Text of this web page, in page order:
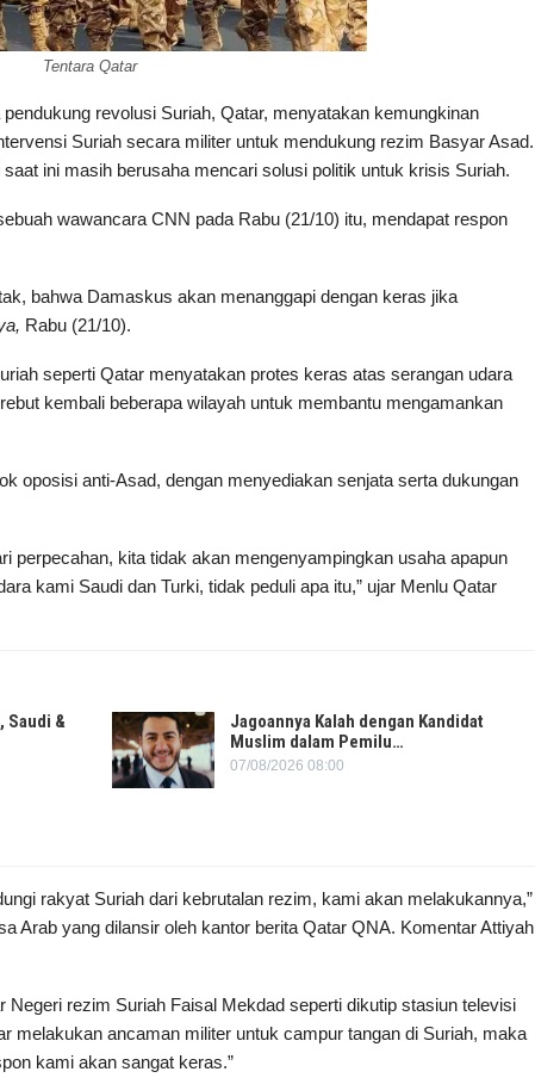
Tentara Qatar
pendukung revolusi Suriah, Qatar, menyatakan kemungkinan
Suriah secara militer untuk mendukung rezim Basyar Asad.
ini masih berusaha mencari solusi politik untuk krisis Suriah.
wawancara CNN pada Rabu (21/10) itu, mendapat respon
bahwa Damaskus akan menanggapi dengan keras jika
Rabu (21/10).
seperti Qatar menyatakan protes keras atas serangan udara
kembali beberapa wilayah untuk membantu mengamankan
oposisi anti-Asad, dengan menyediakan senjata serta dukungan
perpecahan, kita tidak akan mengenyampingkan usaha apapun
kami Saudi dan Turki, tidak peduli apa itu,” ujar Menlu Qatar
Saudi &
Jagoannya Kalah dengan Kandidat
Muslim dalam Pemilu…
07/08/2026 08:00
rakyat Suriah dari kebrutalan rezim, kami akan melakukannya,”
Arab yang dilansir oleh kantor berita Qatar QNA. Komentar Attiyah
Negeri rezim Suriah Faisal Mekdad seperti dikutip stasiun televisi
melakukan ancaman militer untuk campur tangan di Suriah, maka
kami akan sangat keras.”